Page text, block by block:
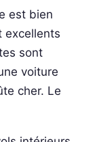
est bien
excellents
sont
voiture
cher. Le